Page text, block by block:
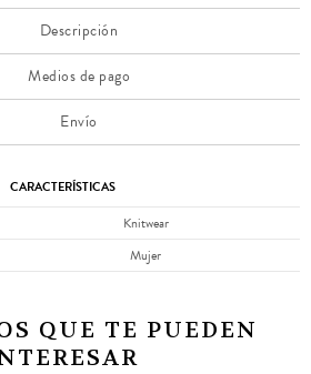
Descripción
Medios de pago
Envío
CARACTERÍSTICAS
Knitwear
Mujer
QUE TE PUEDEN